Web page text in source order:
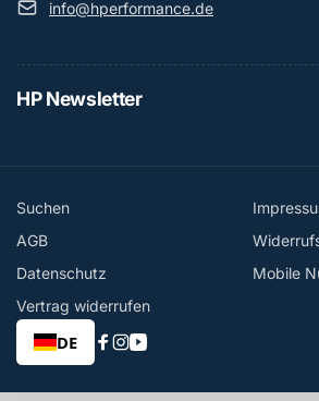
info@hperformance.de
HP Newsletter
Suchen
AGB
Datenschutz
Mobile
Vertrag widerrufen
DE
Facebook
Instagram
YouTube